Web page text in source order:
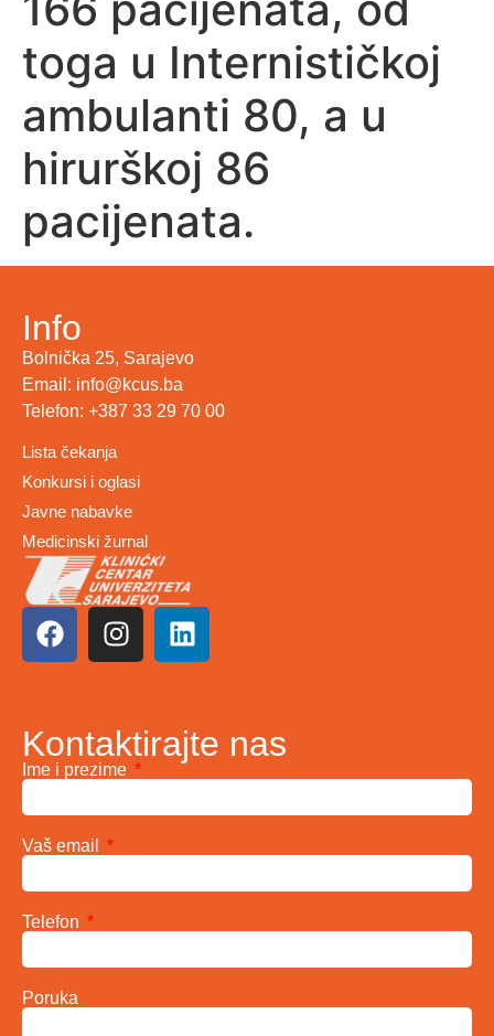
toga u Internističkoj
ambulanti 80, a u
hirurškoj 86
pacijenata.
Info
Bolnička 25, Sarajevo
Email: info@kcus.ba
Telefon: +387 33 29 70 00
Lista čekanja
Konkursi i oglasi
Javne nabavke
Medicinski žurnal
Kontaktirajte nas
Ime i prezime
Vaš email
Telefon
Poruka